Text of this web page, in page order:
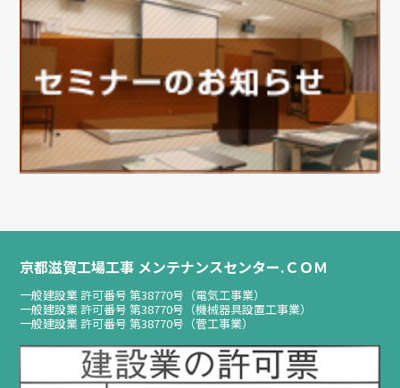
京都滋賀工場工事 メンテナンスセンター.ＣＯＭ
一般建設業 許可番号 第38770号（電気工事業）
一般建設業 許可番号 第38770号（機械器具設置工事業）
一般建設業 許可番号 第38770号（菅工事業）